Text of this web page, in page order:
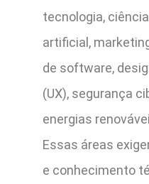
tecnologia,
artificial,
de software,
(UX), segurança
energias
Essas áreas
e conhecimento